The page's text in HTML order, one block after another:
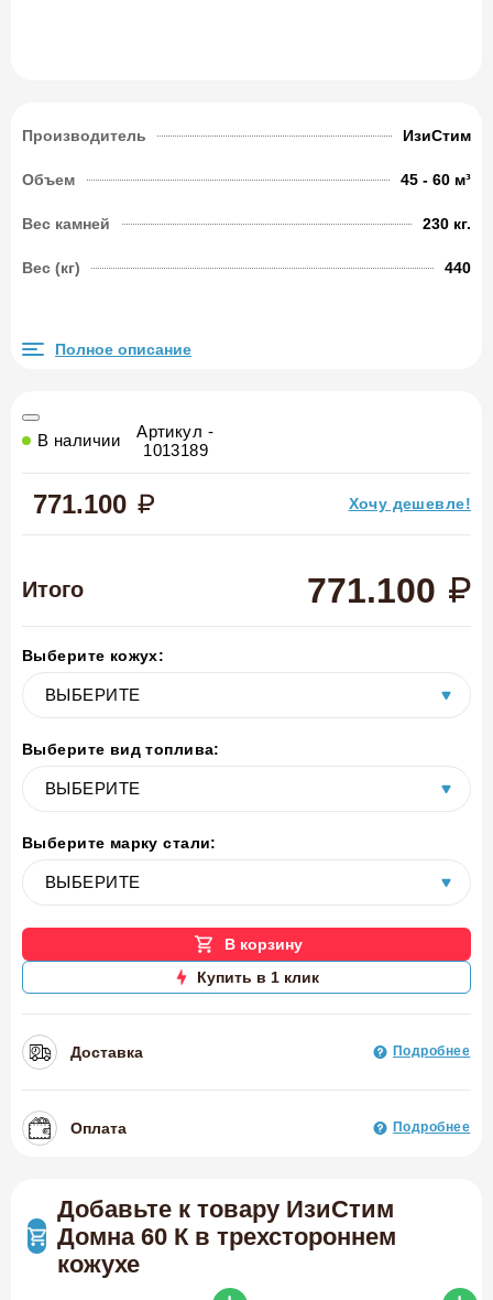
Производитель ИзиСтим
Объем 45 - 60 м³
Вес камней 230 кг.
Вес (кг) 440
Полное описание
В наличии
Артикул -
1013189
771.100 Хочу дешевле!
Итого 771.100
Выберите кожух:
Выберите вид топлива:
Выберите марку стали:
В корзину
Купить в 1 клик
Доставка Подробнее
Оплата Подробнее
Добавьте к товару ИзиСтим
Домна 60 К в трехстороннем
кожухе